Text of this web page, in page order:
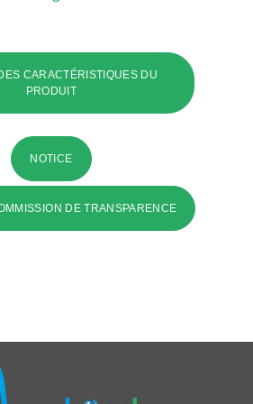
CARACTÉRISTIQUES DU
PRODUIT
NOTICE
DE TRANSPARENCE